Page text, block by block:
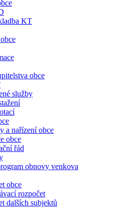
KT
obce
služby
a nařízení obce
obce
řád
obnovy venkova
obce
rozpočet
dalších subjektů